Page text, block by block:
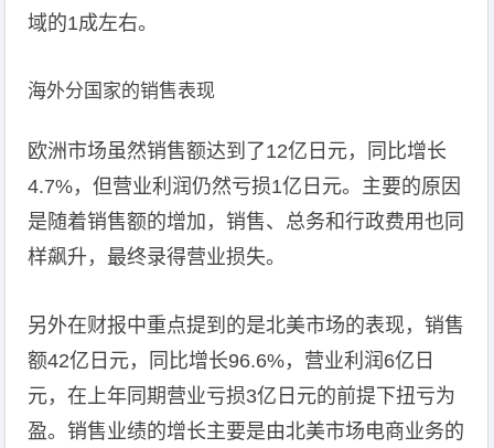
域的1成左右。
海外分国家的销售表现
欧洲市场虽然销售额达到了12亿日元，同比增长
4.7%，但营业利润仍然亏损1亿日元。主要的原因
是随着销售额的增加，销售、总务和行政费用也同
样飙升，最终录得营业损失。
另外在财报中重点提到的是北美市场的表现，销售
额42亿日元，同比增长96.6%，营业利润6亿日
元，在上年同期营业亏损3亿日元的前提下扭亏为
盈。销售业绩的增长主要是由北美市场电商业务的